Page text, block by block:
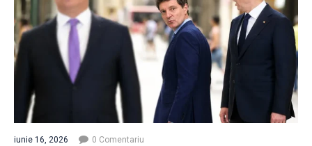
iunie 16, 2026 0 Comentariu